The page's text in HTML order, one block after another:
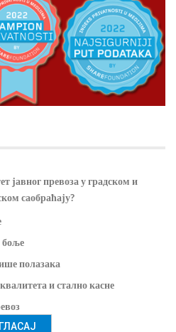
јавног превоза у градском и
саобраћају?
боље
полазака
и стално касне